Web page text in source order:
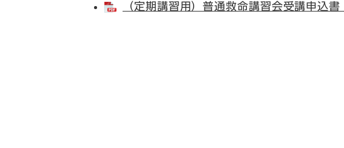
（定期講習用）普通救命講習会受講申込